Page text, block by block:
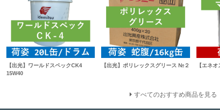
【出光】ワールドスペックCK4
15W40
【出光】ポリレックスグリース №２ 【エネ
すべてのおすすめ商品を見る